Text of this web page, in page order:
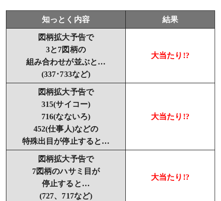
知っとく内容 結果
図柄拡大予告で
3と7図柄の
組み合わせが並ぶと…
(337･733など)
大当たり!?
図柄拡大予告で
315(サイコー)
716(なないろ)
452(仕事人)などの
特殊出目が停止すると…
大当たり!?
図柄拡大予告で
7図柄のハサミ目が
停止すると…
(727、717など)
大当たり!?